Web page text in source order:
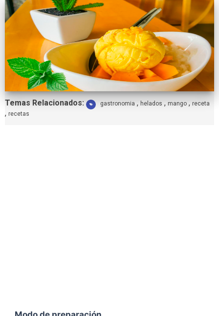
Temas Relacionados: Etiquetas:
gastronomia , helados , mango , receta
, recetas